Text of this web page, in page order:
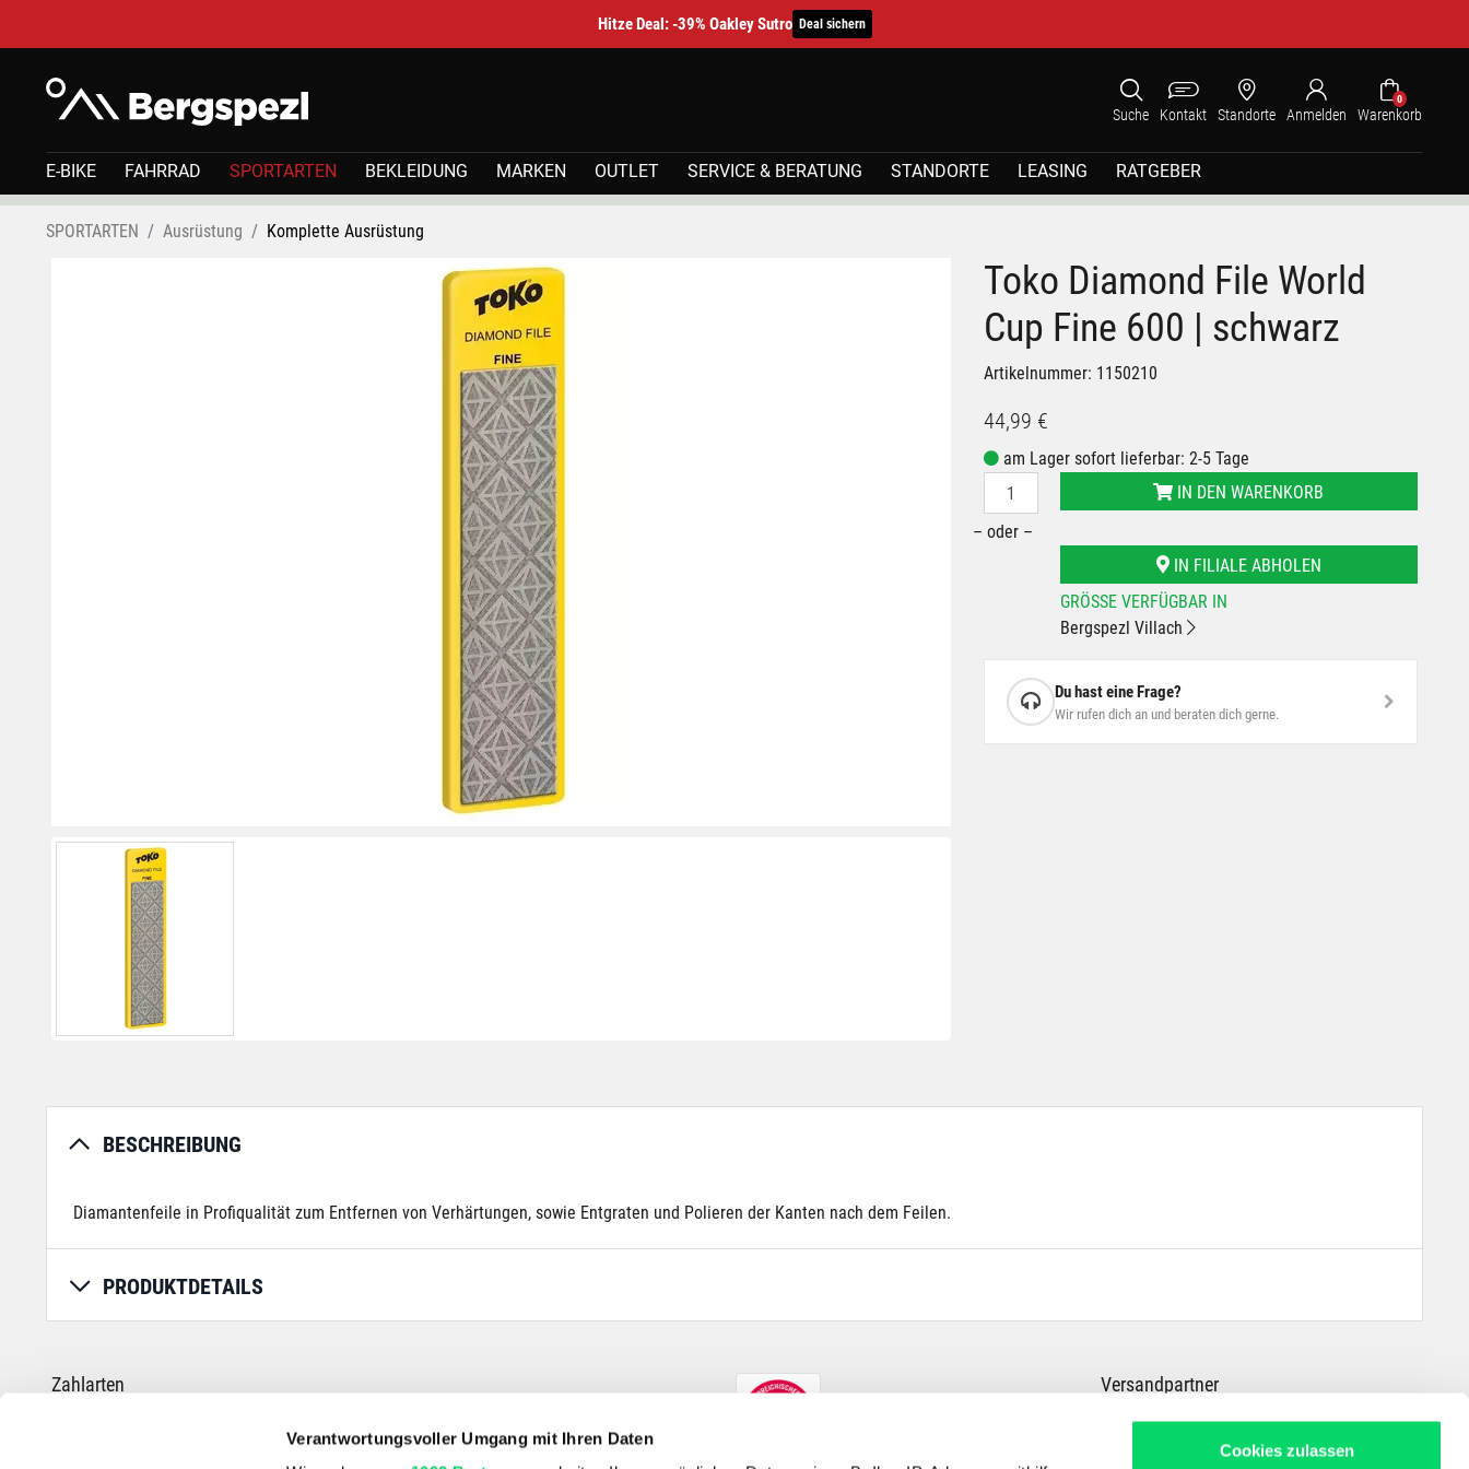
Verantwortungsvoller Umgang mit Ihren Daten
Cookies zulassen
Hitze Deal: -39% Oakley Sutro Deal sichern
Suche Kontakt Standorte Anmelden
0
Warenkorb
E-BIKE FAHRRAD SPORTARTEN BEKLEIDUNG MARKEN OUTLET SERVICE & BERATUNG STANDORTE LEASING RATGEBER
SPORTARTEN Ausrüstung Komplette Ausrüstung
Toko Diamond File World
Cup Fine 600 | schwarz
Artikelnummer: 1150210
44,99 €
am Lager sofort lieferbar: 2-5 Tage
IN DEN WARENKORB
– oder –
IN FILIALE ABHOLEN
GRÖSSE VERFÜGBAR IN
Bergspezl Villach
Du hast eine Frage?
Wir rufen dich an und beraten dich gerne.
BESCHREIBUNG
Diamantenfeile in Profiqualität zum Entfernen von Verhärtungen, sowie Entgraten und Polieren der Kanten nach dem Feilen.
PRODUKTDETAILS
Zahlarten Versandpartner